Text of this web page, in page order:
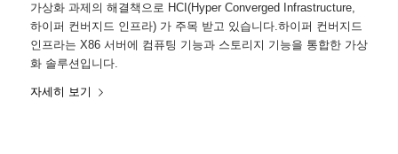
가상화 과제의 해결책으로 HCI(Hyper Converged Infrastructure,
하이퍼 컨버지드 인프라) 가 주목 받고 있습니다.하이퍼 컨버지드
인프라는 X86 서버에 컴퓨팅 기능과 스토리지 기능을 통합한 가상
화 솔루션입니다.
자세히 보기